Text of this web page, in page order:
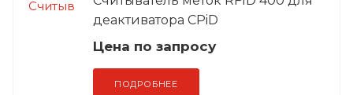
деактиватора CPiD
Цена по запросу
ПОДРОБНЕЕ